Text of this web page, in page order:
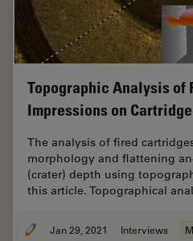
Topographic Analysis of
Impressions on
The analysis of fired
morphology and flattening
(crater) depth using
this article. Topographical
Jan 29, 2021 Interviews